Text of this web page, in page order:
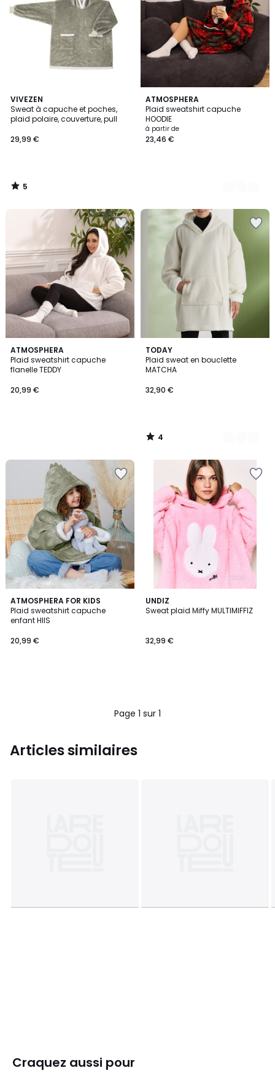
VIVEZEN
Sweat à capuche et poches,
plaid polaire, couverture, pull
29,99 €
5
/
5
5
/
ATMOSPHERA
Plaid sweatshirt capuche
HOODIE
à partir de
23,46 €
5
Couleurs
ATMOSPHERA
Plaid sweatshirt capuche
flanelle TEDDY
20,99 €
TODAY
Plaid sweat en bouclette
MATCHA
32,90 €
4
/
5
3
Couleurs
4
/
ATMOSPHERA FOR KIDS
Plaid sweatshirt capuche
enfant HIIS
20,99 €
UNDIZ
Sweat plaid Miffy MULTIMIFFIZ
32,99 €
Page 1 sur 1
Articles similaires
Craquez aussi pour